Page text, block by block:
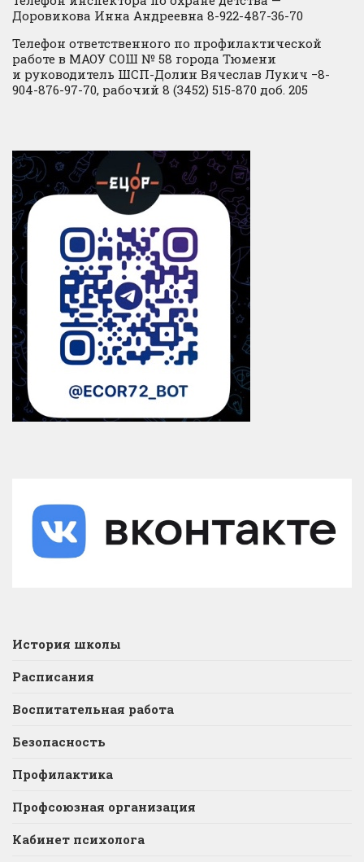
Доровикова Инна Андреевна 8-922-487-36-70
Телефон ответственного по профилактической
работе в МАОУ СОШ № 58 города Тюмени
и руководитель ШСП-Долин Вячеслав Лукич −8-
904-876-97-70, рабочий 8 (3452) 515-870 доб. 205
История школы
Расписания
Воспитательная работа
Безопасность
Профилактика
Профсоюзная организация
Кабинет психолога